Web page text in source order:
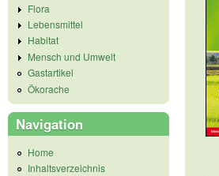
Flora
Lebensmittel
Habitat
Mensch und Umwelt
Gastartikel
Ökorache
Navigation
Home
Inhaltsverzeichnis